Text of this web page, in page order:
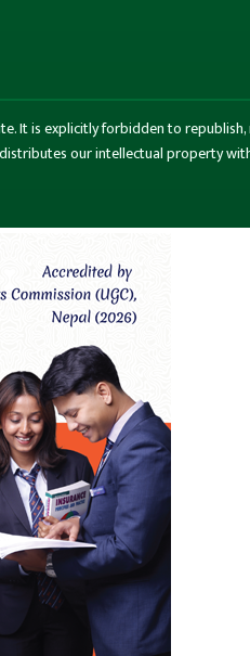
It is explicitly forbidden to
our intellectual property